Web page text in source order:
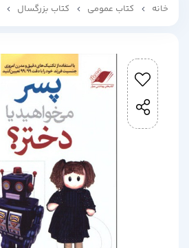
خانه کتاب عمومی کتاب بزرگسال